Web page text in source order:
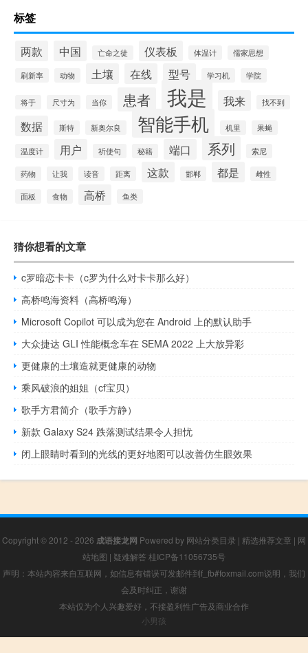
标签
两款 中国 亡命之徒 仪表板 体温计 儒家思想
刷新率 动物 土壤 在线 型号 学习机 学院
将于 尺寸为 当你 患者 我是 我来 找不到
数据 斯特 新奥尔良 智能手机 机里 果蝇
温度计 用户 祈使句 秘籍 端口 系列 索尼
药物 让我 读音 距离 这款 邯郸 都是 雌性
面板 食物 高桥 鱼类
猜你想看的文章
c罗暗恋卡卡（c罗为什么对卡卡那么好）
高桥鸣海资料（高桥鸣海）
Microsoft Copilot 可以成为您在 Android 上的默认助手
大众捷达 GLI 性能概念车在 SEMA 2022 上大放异彩
更健康的土壤造就更健康的动物
乘风破浪的姐姐（cf宝贝）
歌手方君简介（歌手方静）
新款 Galaxy S24 跌落测试结果令人担忧
闭上眼睛时看到的光线的更好地图可以改善仿生眼效果
Copyright © 2012 - 2026 成语接龙网 Powered by 网站分类目录 | 精选推荐文章 | 网
站地图 | 疑难解答 桂ICP备11056735号
声明：本站内容来自互联网，如信息有错误可发邮件到f_fb#foxmail.com说明，我们
会及时纠正，谢谢
本站仅为个人兴趣爱好，不接盈利性广告及商业合作
小男孩